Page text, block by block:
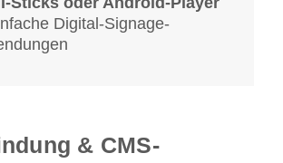
Digital-Signage-
& CMS-